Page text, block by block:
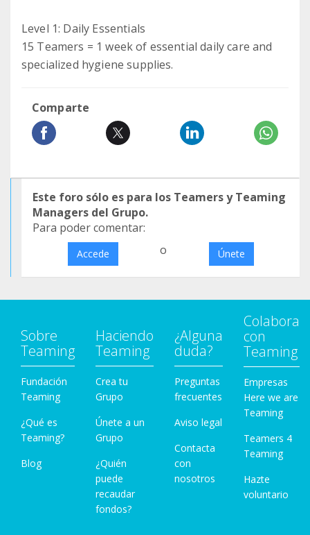
Level 1: Daily Essentials
15 Teamers = 1 week of essential daily care and
specialized hygiene supplies.
Comparte
Este foro sólo es para los Teamers y Teaming
Managers del Grupo.
Para poder comentar:
Accede o Únete
Sobre
Teaming
Fundación
Teaming
¿Qué es
Teaming?
Blog
Haciendo
Teaming
Crea tu
Grupo
Únete a un
Grupo
¿Quién
puede
recaudar
fondos?
¿Alguna
duda?
Preguntas
frecuentes
Aviso legal
Contacta
con
nosotros
Colabora
con
Teaming
Empresas
Here we are
Teaming
Teamers 4
Teaming
Hazte
voluntario